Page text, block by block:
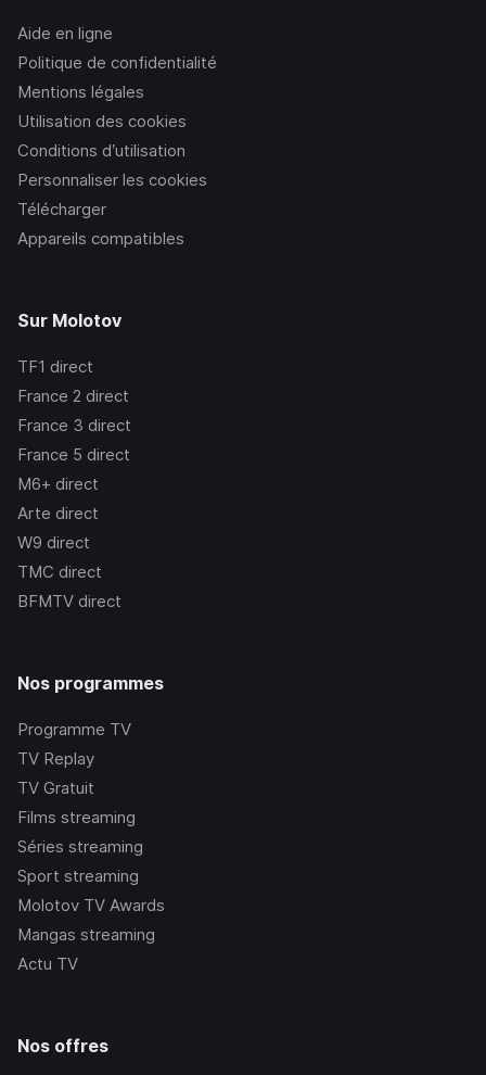
Aide en ligne
Politique de confidentialité
Mentions légales
Utilisation des cookies
Conditions d’utilisation
Personnaliser les cookies
Télécharger
Appareils compatibles
Sur Molotov
TF1 direct
France 2 direct
France 3 direct
France 5 direct
M6+ direct
Arte direct
W9 direct
TMC direct
BFMTV direct
Nos programmes
Programme TV
TV Replay
TV Gratuit
Films streaming
Séries streaming
Sport streaming
Molotov TV Awards
Mangas streaming
Actu TV
Nos offres